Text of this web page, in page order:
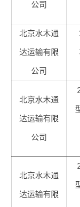
公司
北京水木通
达运输有限
公司
北京水木通
达运输有限
公司
北京水木通
达运输有限